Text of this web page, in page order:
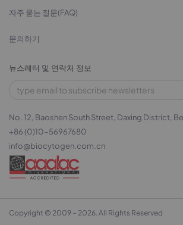
자주 묻는 질문(FAQ)
문의하기
뉴스레터 및 연락처 정보
No. 12, Baoshen South Street, Daxing District,
+86 (0)10-56967680
info@biocytogen.com.cn
Copyright © 2009 ~ 2026. All Rights Reserved